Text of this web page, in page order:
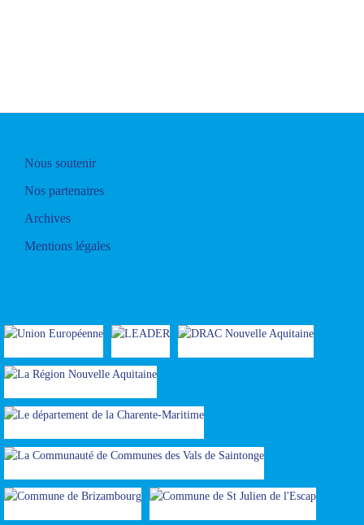
Nous soutenir
Nos partenaires
Archives
Mentions légales